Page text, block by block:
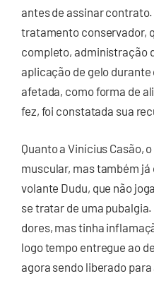
antes de assinar
tratamento conservador,
completo, administração
aplicação de gelo
afetada, como forma de
fez, foi constatada sua
Quanto a Vinícius Casão,
muscular, mas também
volante Dudu, que não
se tratar de uma
dores, mas tinha
logo tempo entregue ao
agora sendo liberado